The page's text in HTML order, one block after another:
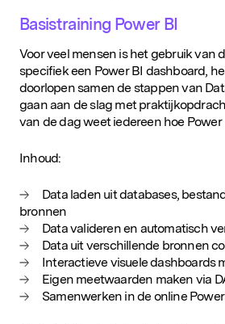
Basistraining Power BI
Voor veel mensen is het gebruik van
specifiek een Power BI dashboard,
doorlopen samen de stappen van
gaan aan de slag met
van de dag weet iedereen hoe
Inhoud:
Data laden uit databases,
bronnen
Data valideren en automatisch
Data uit verschillende bronnen
Interactieve visuele dashboards
Eigen meetwaarden maken via
Samenwerken in de online